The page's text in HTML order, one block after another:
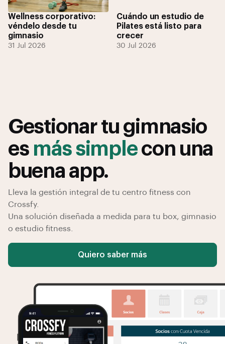
Wellness corporativo:
véndelo desde tu
gimnasio
31 Jul 2026
Cuándo un estudio de
Pilates está listo para
crecer
30 Jul 2026
Gestionar tu gimnasio
es más simplecon una
buena app.
Lleva la gestión integral de tu centro fitness con
Crossfy.
Una solución diseñada a medida para tu box, gimnasio
o estudio fitness.
Quiero saber más